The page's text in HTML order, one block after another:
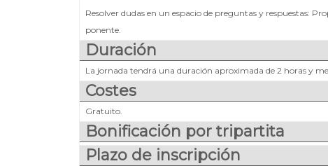
Resolver dudas en un espacio de preguntas y respuestas:
ponente.
Duración
La jornada tendrá una duración aproximada de 2 horas y
Costes
Gratuito.
Bonificación por tripartita
Plazo de inscripción